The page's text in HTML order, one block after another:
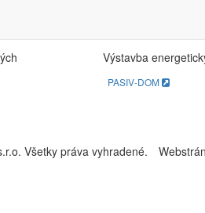
Výstavba
PASIV-DOM
Všetky práva vyhradené.